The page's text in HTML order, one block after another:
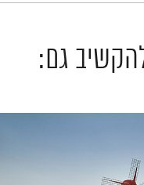
גם: